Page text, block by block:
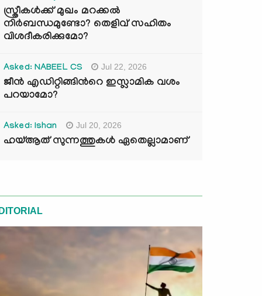
സ്ത്രീകൾക്ക് മുഖം മറക്കൽ
നിർബന്ധമുണ്ടോ? തെളിവ് സഹിതം
വിശദീകരിക്കുമോ?
Asked: NABEEL CS Jul 22, 2026
ജീൻ എഡിറ്റിങ്ങിന്‍റെ ഇസ്ലാമിക വശം
പറയാമോ?
Asked: Ishan Jul 20, 2026
ഹയ്ആത് സുന്നത്തുകൾ ഏതെല്ലാമാണ്